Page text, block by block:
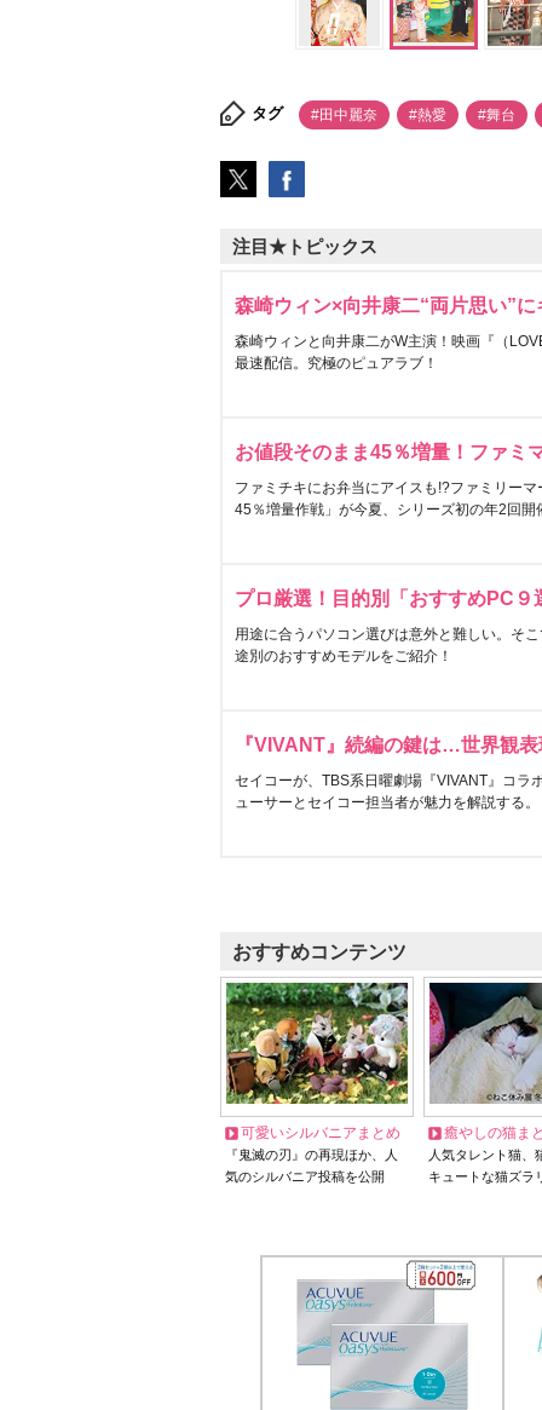
タグ #田中麗奈 #熱愛 #舞台
注目★トピックス
森崎ウィン×向井康二“両片思い”
森崎ウィンと向井康二がW主演！映画『（
最速配信。究極のピュアラブ！
お値段そのまま45％増量！ファミ
ファミチキにお弁当にアイスも!?ファミリー
45％増量作戦」が今夏、シリーズ初の年2回開
プロ厳選！目的別「おすすめPC９
用途に合うパソコン選びは意外と難しい。そ
途別のおすすめモデルをご紹介！
『VIVANT』続編の鍵は…世界観
セイコーが、TBS系日曜劇場『VIVANT』コラ
ューサーとセイコー担当者が魅力を解説する。
おすすめコンテンツ
可愛いシルバニアまとめ
『鬼滅の刃』の再現ほか、人
気のシルバニア投稿を公開
癒やしの猫ま
人気タレント猫
キュートな猫ズラ